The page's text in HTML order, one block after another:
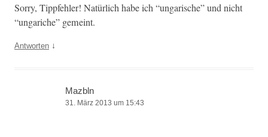
Sor­ry, Tippfehler! Natür­lich habe ich “ungarische” und nicht
“ungariche” gemeint.
Antworten ↓
Mazbln
31. März 2013 um 15:43